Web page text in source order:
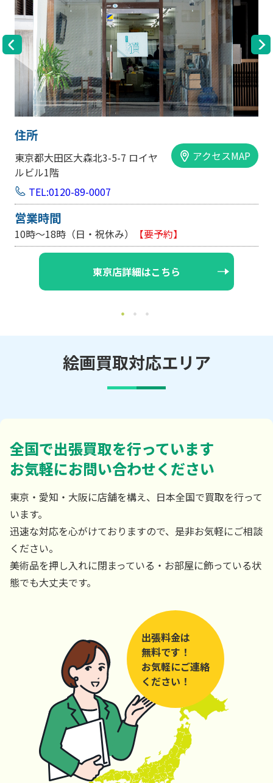
MAP
大阪市中央区内平野町1-1-5 西大
手前ビル103号
アクセス
TEL:0120-89-0007
営業時間
10時～18時（日・祝休み/土曜は不定休）
大阪店詳細はこちら
絵画買取対応エリア
全国で出張買取を行っています
お気軽にお問い合わせください
東京・愛知・大阪に店舗を構え、日本全国で買取を行って
います。
迅速な対応を心がけておりますので、是非お気軽にご相談
ください。
美術品を押し入れに閉まっている・お部屋に飾っている状
態でも大丈夫です。
出張料金は
無料です！
お気軽にご連絡
ください！